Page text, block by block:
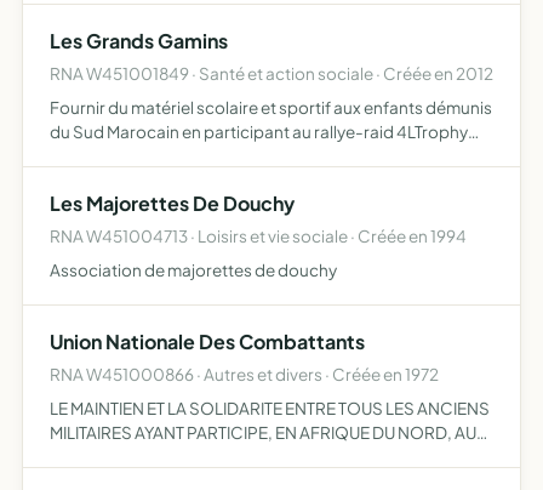
considère…
Les Grands Gamins
RNA W451001849 · Santé et action sociale · Créée en 2012
Fournir du matériel scolaire et sportif aux enfants démunis
du Sud Marocain en participant au rallye-raid 4LTrophy
Les Majorettes De Douchy
RNA W451004713 · Loisirs et vie sociale · Créée en 1994
Association de majorettes de douchy
Union Nationale Des Combattants
RNA W451000866 · Autres et divers · Créée en 1972
LE MAINTIEN ET LA SOLIDARITE ENTRE TOUS LES ANCIENS
MILITAIRES AYANT PARTICIPE, EN AFRIQUE DU NORD, AUX